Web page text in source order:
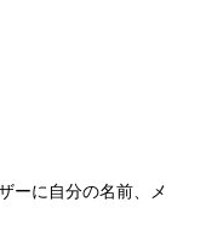
ーに自分の名前、メ